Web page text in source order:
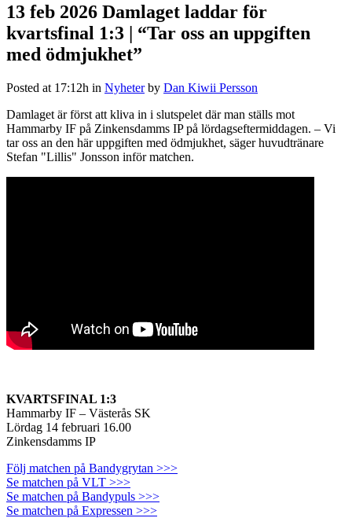
13 feb 2026 Damlaget laddar för
kvartsfinal 1:3 | “Tar oss an uppgiften
med ödmjukhet”
Posted at 17:12h in Nyheter by Dan Kiwii Persson
Damlaget är först att kliva in i slutspelet där man ställs mot
Hammarby IF på Zinkensdamms IP på lördagseftermiddagen. – Vi
tar oss an den här uppgiften med ödmjukhet, säger huvudtränare
Stefan "Lillis" Jonsson inför matchen.
KVARTSFINAL 1:3
Hammarby IF – Västerås SK
Lördag 14 februari 16.00
Zinkensdamms IP
Följ matchen på Bandygrytan >>>
Se matchen på VLT >>>
Se matchen på Bandypuls >>>
Se matchen på Expressen >>>